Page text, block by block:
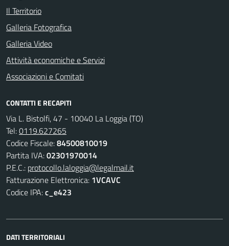
Il Territorio
Galleria Fotografica
Galleria Video
Attività economiche e Servizi
Associazioni e Comitati
CONTATTI E RECAPITI
Via L. Bistolfi, 47 - 10040 La Loggia (TO)
Tel:0119.627265
Codice Fiscale:84500810019
Partita IVA:02301970014
P.E.C.: protocollo.laloggia@legalmail.it
Fatturazione Elettronica: 1VCAVC
Codice IPA:c_e423
DATI TERRITORIALI